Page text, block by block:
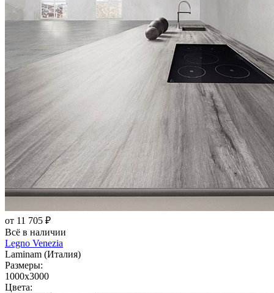
от 11 705 ₽
Всё в наличии
Legno Venezia
Laminam (Италия)
Размеры:
1000x3000
Цвета: